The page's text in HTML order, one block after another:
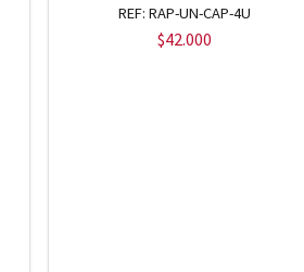
REF: RAP-UN-CAP-4U
$42.000